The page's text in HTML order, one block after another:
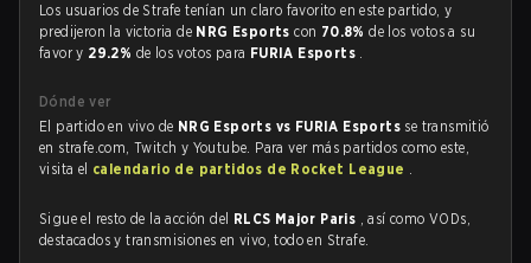
Los usuarios de Strafe tenían un claro favorito en este partido, y
predijeron la victoria de NRG Esportscon 70.8%de los votos a su
favor y 29.2% de los votos para FURIA Esports .
Dónde ver
El partido en vivo de NRG Esports vs FURIA Esports se transmitió
en strafe.com, Twitch y Youtube. Para ver más partidos como este,
visita el calendario de partidos de Rocket League .
Sigue el resto de la acción del RLCS Major Paris , así como VODs,
destacados y transmisiones en vivo, todo en Strafe.